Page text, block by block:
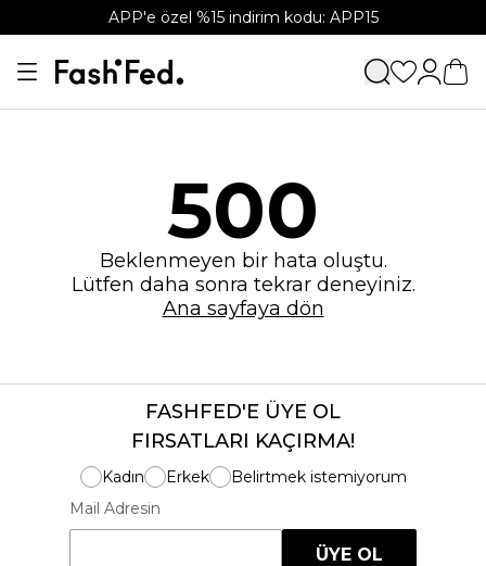
APP'e özel %15 indirim kodu: APP15
500
Beklenmeyen bir hata oluştu.
Lütfen daha sonra tekrar deneyiniz.
Ana sayfaya dön
FASHFED'E ÜYE OL
FIRSATLARI KAÇIRMA!
Kadın Erkek
Belirtmek istemiyorum
Mail Adresin
ÜYE OL